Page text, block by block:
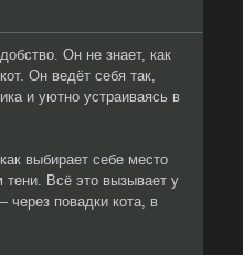
Он не знает, как
Он ведёт себя так,
и уютно устраиваясь в
выбирает себе место
тени. Всё это вызывает у
повадки кота, в